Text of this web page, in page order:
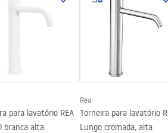
para lavatório REA
branca alta
Rea
Torneira para lavatório
Lungo cromada, alta